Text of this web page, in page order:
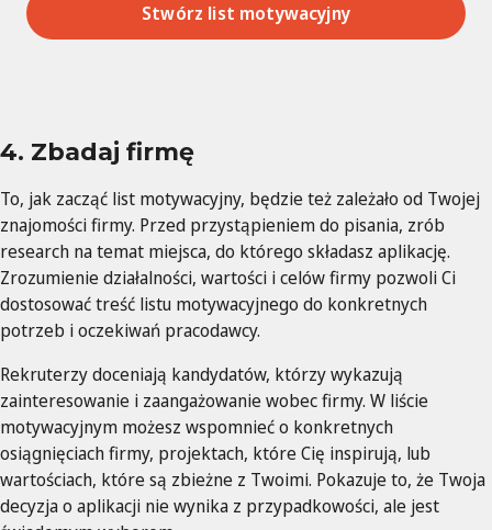
Stwórz list motywacyjny
4. Zbadaj firmę
To, jak zacząć list motywacyjny, będzie też zależało od Twojej
znajomości firmy. Przed przystąpieniem do pisania, zrób
research na temat miejsca, do którego składasz aplikację.
Zrozumienie działalności, wartości i celów firmy pozwoli Ci
dostosować treść listu motywacyjnego do konkretnych
potrzeb i oczekiwań pracodawcy.
Rekruterzy doceniają kandydatów, którzy wykazują
zainteresowanie i zaangażowanie wobec firmy. W liście
motywacyjnym możesz wspomnieć o konkretnych
osiągnięciach firmy, projektach, które Cię inspirują, lub
wartościach, które są zbieżne z Twoimi. Pokazuje to, że Twoja
decyzja o aplikacji nie wynika z przypadkowości, ale jest